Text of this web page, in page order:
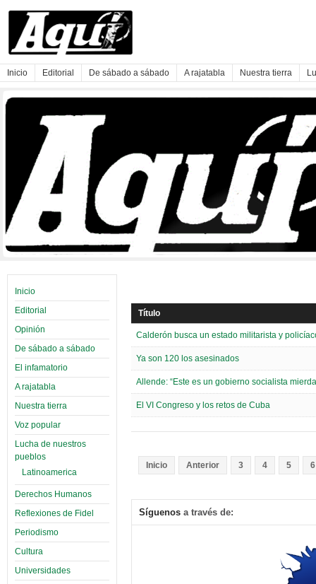
Inicio Editorial De sábado a sábado A rajatabla Nuestra tierra
Inicio
Editorial
Opinión
De sábado a sábado
El infamatorio
A rajatabla
Nuestra tierra
Voz popular
Lucha de nuestros
pueblos
Latinoamerica
Derechos Humanos
Reflexiones de Fidel
Periodismo
Cultura
Universidades
Título
Calderón busca un estado militarista y
Ya son 120 los asesinados
Allende: “Este es un gobierno socialista
El VI Congreso y los retos de Cuba
Inicio Anterior 3 4 5 6
Síguenos a través de: